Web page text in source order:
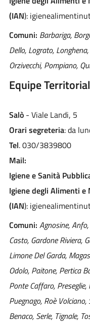
(IAN):
Comuni: Barbariga,
Dello, Lograto,
Orzivecchi, Pompiano,
Equipe
Salò- Viale Landi, 5
Orari segreteria: da
Tel. 030/3839800
Mail:
Igiene e Sanità
Igiene degli Alimenti e
(IAN):
Comuni: Agnosine,
Casto, Gardone Riviera,
Limone Del Garda,
Odolo, Paitone, Pertica
Ponte Caffaro,
Puegnago, Roè Volciano,
Benaco, Serle, Tignale,